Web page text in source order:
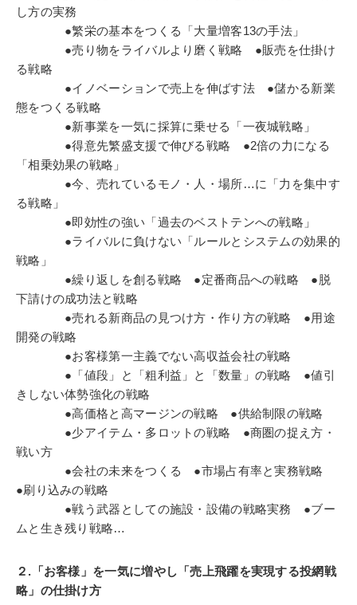
し方の実務
●繁栄の基本をつくる「大量増客13の手法」
●売り物をライバルより磨く戦略 ●販売を仕掛け
る戦略
●イノベーションで売上を伸ばす法 ●儲かる新業
態をつくる戦略
●新事業を一気に採算に乗せる「一夜城戦略」
●得意先繁盛支援で伸びる戦略 ●2倍の力になる
「相乗効果の戦略」
●今、売れているモノ・人・場所…に「力を集中す
る戦略」
●即効性の強い「過去のベストテンへの戦略」
●ライバルに負けない「ルールとシステムの効果的
戦略」
●繰り返しを創る戦略 ●定番商品への戦略 ●脱
下請けの成功法と戦略
●売れる新商品の見つけ方・作り方の戦略 ●用途
開発の戦略
●お客様第一主義でない高収益会社の戦略
●「値段」と「粗利益」と「数量」の戦略 ●値引
きしない体勢強化の戦略
●高価格と高マージンの戦略 ●供給制限の戦略
●少アイテム・多ロットの戦略 ●商圏の捉え方・
戦い方
●会社の未来をつくる ●市場占有率と実務戦略
●刷り込みの戦略
●戦う武器としての施設・設備の戦略実務 ●ブー
ムと生き残り戦略…
２.「お客様」を一気に増やし「売上飛躍を実現する投網戦
略」の仕掛け方